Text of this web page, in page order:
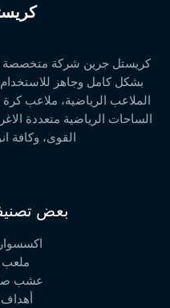
كريستل جرين شركة متخصصة
بشكل كامل وجاهز
الملاعب الرياضية، ملاعب
الساحات الرياضية متعددة
القوى، وكافة
بعض
ملعب
عشب